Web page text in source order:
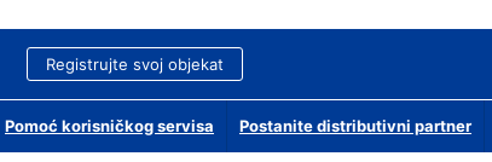
Registrujte svoj objekat
Pomoć korisničkog servisa Postanite distributivni partner